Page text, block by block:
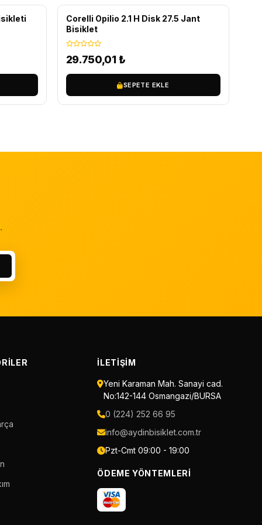
Corelli Opilio 2.1 H Disk 27.5 Jant
Bisiklet
29.750,01 ₺
SEPETE EKLE
İLETIŞIM
Yeni Karaman Mah. Sanayi cad.
No:142-144 Osmangazi/BURSA
0 (224) 252 66 95
info@aydinbisiklet.com.tr
Pzt-Cmt 09:00 - 19:00
ÖDEME YÖNTEMLERI